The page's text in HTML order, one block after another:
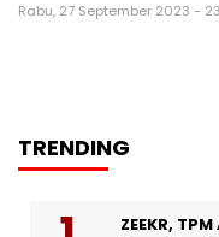
Rabu, 27 September 2023 -
TRENDING
ZEEKR,